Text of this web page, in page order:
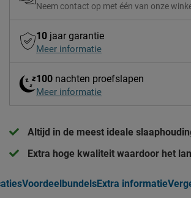
Neem contact op met één van onze
10 jaar garantie
Meer informatie
100 nachten proefslapen
Meer informatie
Altijd in de meest ideale
Extra hoge kwaliteit waardoor het
VoordeelbundelsExtra informatie